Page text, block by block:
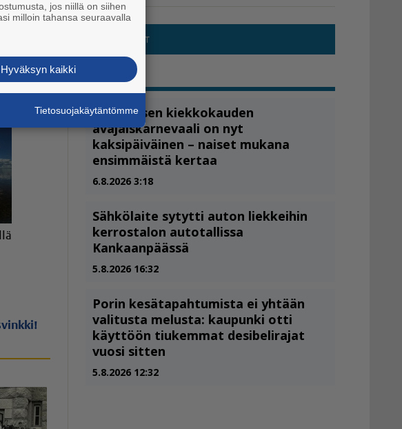
jos niillä on siihen
milloin tahansa seuraavalla
Hyväksyn kaikki
Tietosuojakäytäntömme